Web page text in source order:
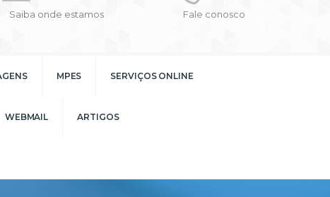
Saiba onde estamos Fale conosco
MPES SERVIÇOS ONLINE
WEBMAIL ARTIGOS